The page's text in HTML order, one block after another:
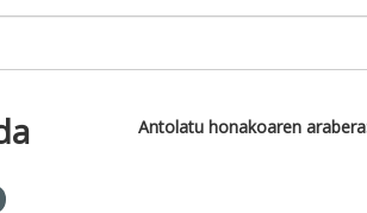
Antolatu honakoaren arabera